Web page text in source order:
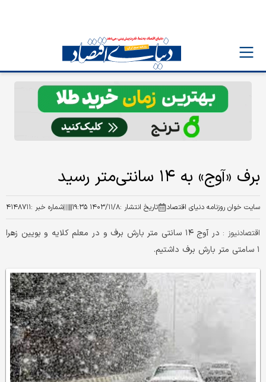
برف «آوج» به ۱۴ سانتی‌متر رسید
سایت خوان روزنامه دنیای اقتصاد تاریخ انتشار :۱۴۰۳/۱۱/۸ ۱۹:۳۵ شماره خبر :۴۱۴۸۷۱۱
اقتصادنیوز :
در آوج ۱۴ سانتی متر بارش برف و در معلم کلایه و بویین زهرا
۱ سامتی متر بارش برف داشتیم.